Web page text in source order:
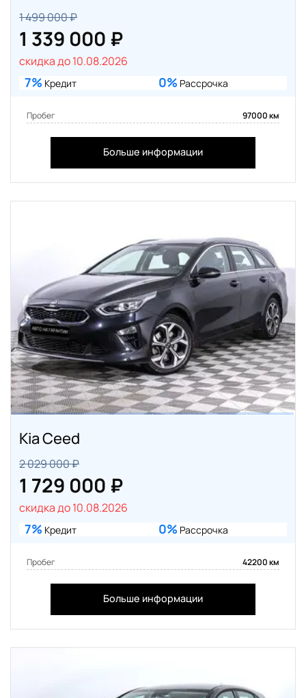
1 499 000 ₽
1 339 000 ₽
скидка до 10.08.2026
7% Кредит 0% Рассрочка
Пробег 97000 км
Больше информации
Kia Ceed
2 029 000 ₽
1 729 000 ₽
скидка до 10.08.2026
7% Кредит 0% Рассрочка
Пробег 42200 км
Больше информации